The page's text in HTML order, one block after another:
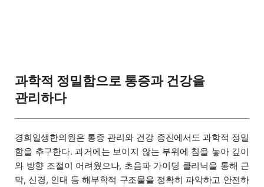
과학적 정밀함으로 통증과 건강을
관리하다
경희일생한의원은 통증 관리와 건강 증진에서도 과학적 정밀
함을 추구한다. 과거에는 보이지 않는 부위에 침을 놓아 깊이
와 방향 조절이 어려웠으나, 초음파 가이딩 클리닉을 통해 근
막, 신경, 인대 등 해부학적 구조물을 정확히 파악하고 안전하